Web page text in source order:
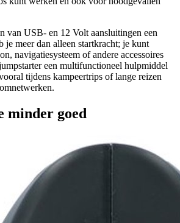
van USB- en 12 Volt aansluitingen een
je meer dan alleen startkracht; je kunt
navigatiesysteem of andere accessoires
een multifunctioneel hulpmiddel
tijdens kampeertrips of lange reizen
minder goed